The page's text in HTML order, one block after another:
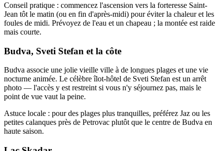
Conseil pratique : commencez l'ascension vers la forteresse Saint-
Jean tôt le matin (ou en fin d'après-midi) pour éviter la chaleur et les
foules de midi. Prévoyez de l'eau et un chapeau ; la montée est raide
mais courte.
Budva, Sveti Stefan et la côte
Budva associe une jolie vieille ville à de longues plages et une vie
nocturne animée. Le célèbre îlot-hôtel de Sveti Stefan est un arrêt
photo — l'accès y est restreint si vous n'y séjournez pas, mais le
point de vue vaut la peine.
Astuce locale : pour des plages plus tranquilles, préférez Jaz ou les
petites calanques près de Petrovac plutôt que le centre de Budva en
haute saison.